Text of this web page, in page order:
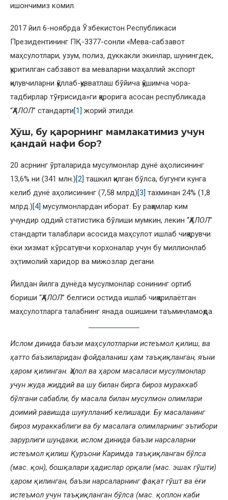
ишончимиз комил.
2017 йил 6-ноябрда Ўзбекистон Республикаси
Президентининг ПҚ-3377-сонли «Мева-сабзавот
маҳсулотлари, узум, полиз, дуккакли экинлар, шунингдек,
қуритилган сабзавот ва меваларни маҳаллий экспорт
қилувчиларни қўллаб-қувватлаш бўйича қўшимча чора-
тадбирлар тўғрисида»ги қарорига асосан республикада
“ҲАЛОЛ” стандарти[1] жорий этилди.
Хўш, бу қарорнинг мамлакатимиз учун
қандай нафи бор?
20 асрнинг ўрталарида мусулмонлар дунё аҳолисининг
13,6% ни (341 млн.)[2] ташкил қилган бўлса, бугунги кунга
келиб дунё аҳолисининг (7,58 млрд)[3] тахминан 24% (1,8
млрд.)[4] мусулмонлардан иборат. Бу рақамлар ким
учундир оддий статистика бўлиши мумкин, лекин “ҲАЛОЛ”
стандарти талаблари асосида маҳсулот ишлаб чиқарувчи
ёки хизмат кўрсатувчи корхоналар учун бу миллионлаб
эҳтимолий харидор ва мижозлар дегани.
Йилдан йилга дунёда мусулмонлар сонининг ортиб
бориши “ҲАЛОЛ” белгиси остида ишлаб чиқарилаётган
маҳсулотларга талабнинг янада ошишини таъминламоқда.
Ислом динида баъзи маҳсулотларни истеъмол қилиш, ва
ҳатто баъзиларидан фойдаланиш ҳам таъқиқланган, яъни
ҳаром қилинган. Ҳалол ва ҳаром масаласи мусулмонлар
учун жуда жиддий ва шу билан бирга бироз мураккаб
бўлгани сабабли, бу масала билан мусулмон олимлари
доимий равишда шуғулланиб келишади. Бу масаланинг
бироз мураккаблиги ва бу масалага олимларнинг эътибори
зарурлиги шундаки, ислом динида баъзи нарсаларни
истеъмол қилиш Қуръони Каримда таъқиқланган бўлса
(мас. қон), бошқалари ҳадислар орқали (мас. эшак гўшти)
ҳаром қилинган, баъзи нарсаларнинг фақат гўшт ва ёғи
истеъмол учун таъқиқланган бўлса (мас. қоплон каби